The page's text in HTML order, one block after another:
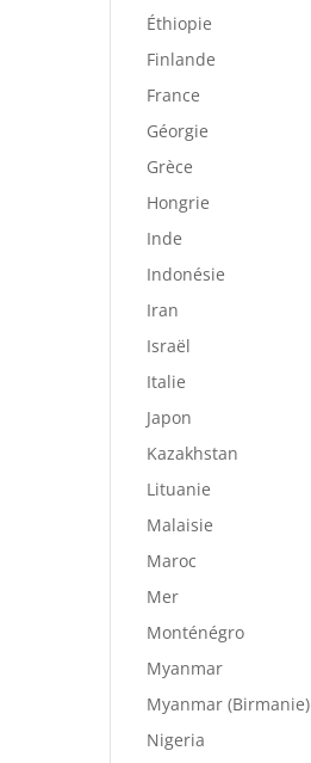
Éthiopie
Finlande
France
Géorgie
Grèce
Hongrie
Inde
Indonésie
Iran
Israël
Italie
Japon
Kazakhstan
Lituanie
Malaisie
Maroc
Mer
Monténégro
Myanmar
Myanmar (Birmanie)
Nigeria